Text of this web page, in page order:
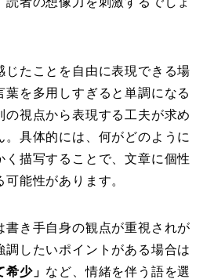
じたことを自由に表現できる場
葉を多用しすぎると単調になる
の視点から表現する工夫が求め
。具体的には、何がどのように
く描写することで、文章に個性
能性があります。
書き手自身の観点が重視されが
調したいポイントがある場合は
少」 など、情緒を伴う語を選